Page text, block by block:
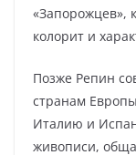
«Запорожцев»,
колорит и
Позже Репин
странам
Италию и
живописи,